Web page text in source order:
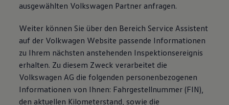
ausgewählten Volkswagen Partner anfragen.
Weiter können Sie über den Bereich Service Assistent
auf der Volkwagen Website passende Informationen
zu Ihrem nächsten anstehenden Inspektionsereignis
erhalten. Zu diesem Zweck verarbeitet die
Volkswagen AG die folgenden personenbezogenen
Informationen von Ihnen: Fahrgestellnummer (FIN),
den aktuellen Kilometerstand, sowie die